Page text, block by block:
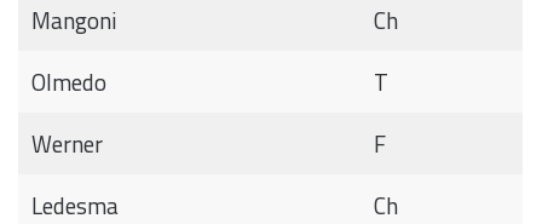
Mangoni
Ch
Olmedo
T
Werner
F
Ledesma
Ch